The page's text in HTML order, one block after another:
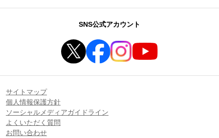
SNS公式アカウント
サイトマップ
個人情報保護方針
ソーシャルメディアガイドライン
よくいただく質問
お問い合わせ